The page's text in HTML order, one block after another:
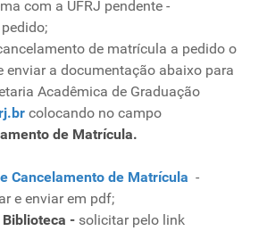
e Energia
Tecnologia, Inovações e
Ambiente
Regional
da Família e dos Direitos Humanos
com a UFRJ pendente -
de matrícula a pedido o
enviar a documentação abaixo para
Acadêmica de Graduação
colocando no campo
de Matrícula.
Cancelamento de Matrícula -
e enviar em pdf;
Biblioteca - solicitar pelo link